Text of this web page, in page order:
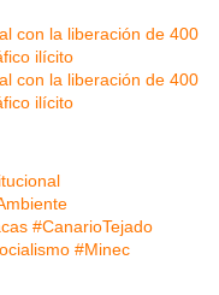
#CanarioTejado
#Minec